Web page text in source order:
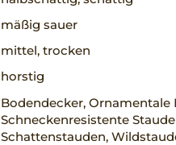
mäßig sauer
mittel, trocken
horstig
Bodendecker, Ornamentale
Schneckenresistente
Schattenstauden,